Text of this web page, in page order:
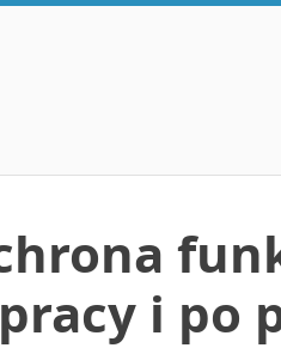
pracy i po